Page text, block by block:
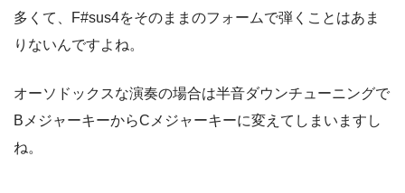
多くて、F#sus4をそのままのフォームで弾くことはあま
りないんですよね。
オーソドックスな演奏の場合は半音ダウンチューニングで
BメジャーキーからCメジャーキーに変えてしまいますし
ね。